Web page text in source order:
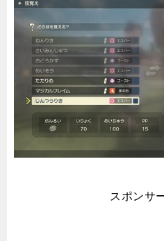
スポンサ